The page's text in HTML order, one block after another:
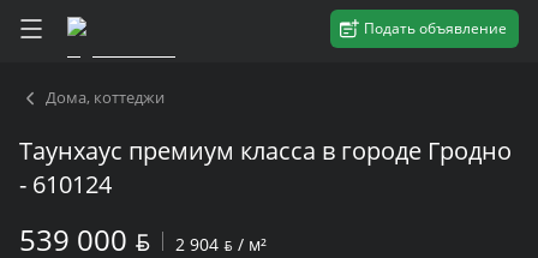
Подать объявление
Дома, коттеджи
Таунхаус премиум класса в городе Гродно
- 610124
539 000 BYN 2 904 BYN / м²